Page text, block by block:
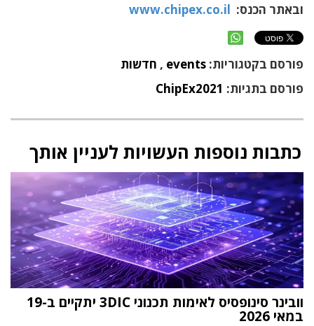
ובאתר הכנס: www.chipex.co.il
פורסם בקטגוריות: events
, חדשות
פורסם בתגיות: ChipEx2021
כתבות נוספות העשויות לעניין אותך
וובינר סינופסיס לאימות תכנוני 3DIC יתקיים ב-19
במאי 2026